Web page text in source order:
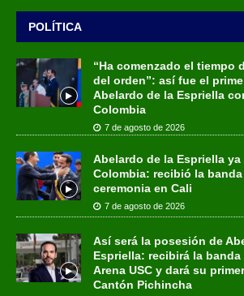
POLÍTICA
“Ha comenzado el tiempo
del orden”: así fue el
Abelardo de la Espriella
Colombia
7 de agosto de 2026
Abelardo de la Espriella
Colombia: recibió la
ceremonia en Cali
7 de agosto de 2026
Así será la posesión de
Espriella: recibirá la
Arena USC y dará su
Cantón Pichincha